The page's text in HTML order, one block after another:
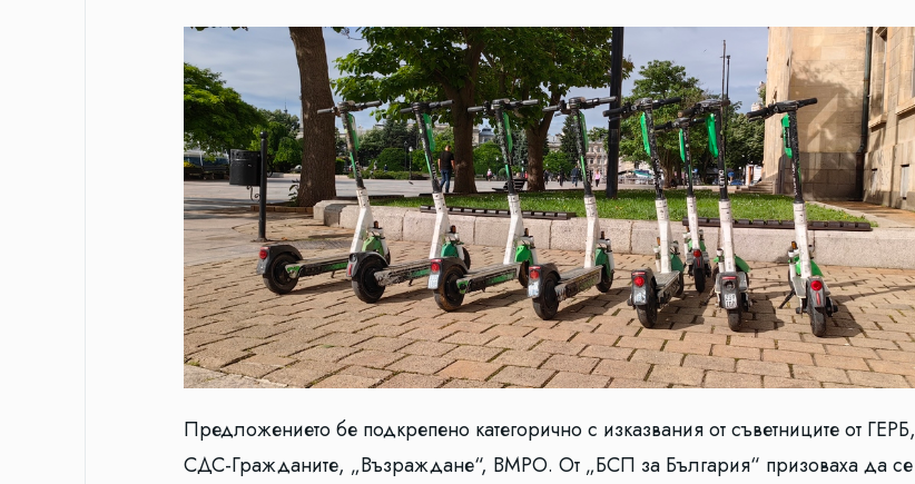
Предложението бе подкрепено категорично с изказвания от съветниците от ГЕРБ,
СДС-Гражданите, „Възраждане“, ВМРО. От „БСП за България“ призоваха да се